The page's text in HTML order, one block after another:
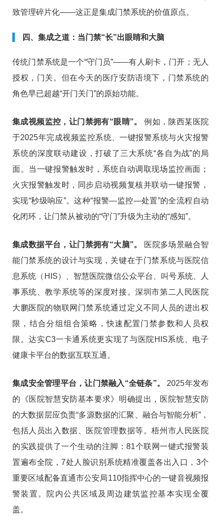
致管理碎片化——这正是集成门禁系统的价值原点。
四、集成之道：当门禁“长”出眼睛和大脑
传统门禁系统是一个“守门员”——有人刷卡，门开；无人
授权，门关。但在今天的医疗安防语境下，门禁系统的
角色早已超越“开门关门”的原始功能。
集成视频监控，让门禁拥有“眼睛”。
例如，陕西某医院
于2025年完成视频监控系统、一键报警系统与火灾报警
系统的深度联动建设，打破了三大系统“各自为战”的局
面。当一键报警触发时，系统自动调取现场监控画面；
火灾报警触发时，同步启动视频复核并联动一键报警，
实现“秒级响应”。这种“报警—监控—处置”的全流程自动
化闭环，让门禁从被动的“守门”升级为主动的“感知”。
集成数据平台，让门禁拥有“大脑”。
医院多场景融合智
能门禁系统的设计与实现，关键在于门禁系统与医院信
息系统（HIS）、智慧医院微信公众平台、叫号系统、人
事系统、教学系统等的深度对接。深圳市第二人民医院
大鹏医院的物联网门禁系统通过定义不同人员的进出权
限，结合分组组合策略，快速配置门禁参数和人员权
限 。达实C3一卡通系统更实现了与医院HIS系统、电子
健康卡平台的数据互联互通。
集成安全管理平台，让门禁融入“全链条”。
2025年发布
的《医院智慧安防基本要求》明确提出，医院智慧安防
的大数据层应负责“多源数据的汇聚、融合与智能分析”，
包括人员出入数据、医院管理数据等。梧州市人民医院
的实践提供了一个生动的注脚：81个联网一键式报警装
置遍布全院，7处人脸识别系统精准覆盖各出入口，3个
重要区域配备直通市公安局110指挥中心的一键音视频报
警装置 。院内公共区域及周边建筑监控基本实现全覆
盖。